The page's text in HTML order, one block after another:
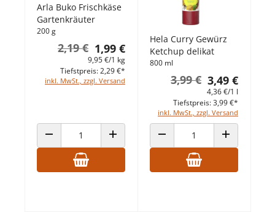
Arla Buko Frischkäse
Gartenkräuter
200 g
1,99 €
2,19 €
9,95 €/1 kg
inkl. MwSt., zzgl. Versand
Tiefstpreis: 2,29 €*
ANZAHL VERRINGERNANZAHL ERHÖHEN
Hela Curry Gewürz
Ketchup delikat
800 ml
3,49 €
3,99 €
4,36 €/1 l
inkl. MwSt., zzgl. Versand
Tiefstpreis: 3,99 €*
ANZAHL VERRINGERNANZAHL